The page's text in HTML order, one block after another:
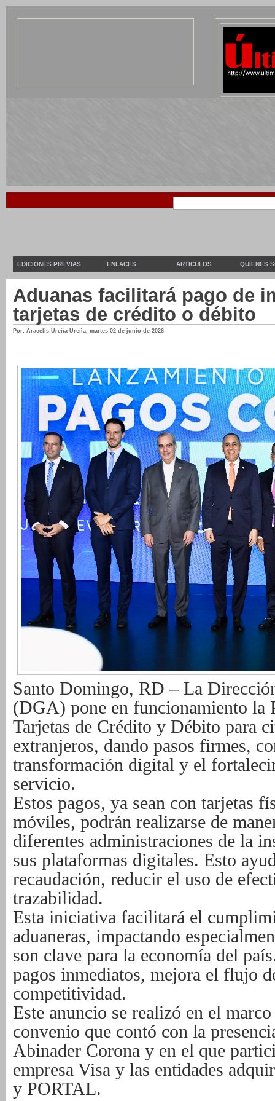
EDICIONES PREVIAS ENLACES ARTICULOS QUIENES
Aduanas facilitará pago de
tarjetas de crédito o débito
Por: Aracelis Ureña Ureña, martes 02 de junio de 2026
Santo Domingo, RD – La
(DGA) pone en funcionamiento la
Tarjetas de Crédito y Débito para
extranjeros, dando pasos firmes,
transformación digital y el
servicio.
Estos pagos, ya sean con tarjetas
móviles, podrán realizarse de
diferentes administraciones de la
sus plataformas digitales. Esto
recaudación, reducir el uso de
trazabilidad.
Esta iniciativa facilitará el
aduaneras, impactando
son clave para la economía del
pagos inmediatos, mejora el flujo
competitividad.
Este anuncio se realizó en el
convenio que contó con la
Abinader Corona y en el que
empresa Visa y las entidades
y PORTAL.